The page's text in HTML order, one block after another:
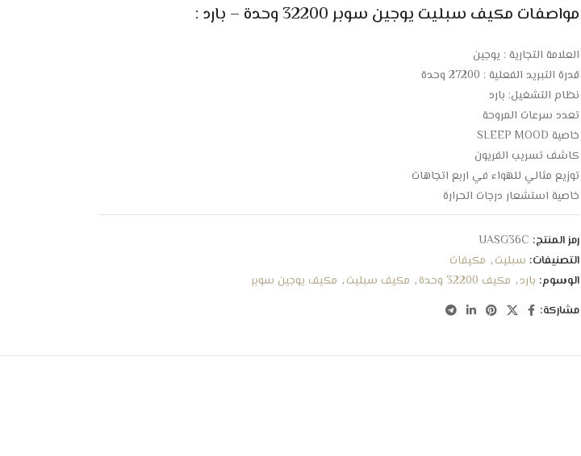
مواصفات مكيف سبليت يوجين سوبر 32200 وحدة – بارد :
العلامة التجارية : يوجين
قدرة التبريد الفعلية : 27200 وحدة
نظام التشغيل: بارد
تعدد سرعات المروحة
خاصية SLEEP MOOD
كاشف تسريب الفريون
توزيع مثالي للهواء في اربع اتجاهات
خاصية استشعار درجات الحرارة
خاصية التنظيف التلقائي
مزود بمؤقت للتحكم فى التشغيل والايقاف
خاصية اعادة التشغيل التلقائي
تشخيص ذاتي لاكتشاف الاعطال
تصميم جاف للحفاظ على نظافة المكيف
شاشة عرض الكترونية لعرض درجات الحرارة
رمز المنتج: UASG36C
التصنيفات: سبليت, مكيفات
الوسوم: بارد, مكيف 32200 وحدة , مكيف سبليت, مكيف يوجين سوبر
مشاركة: